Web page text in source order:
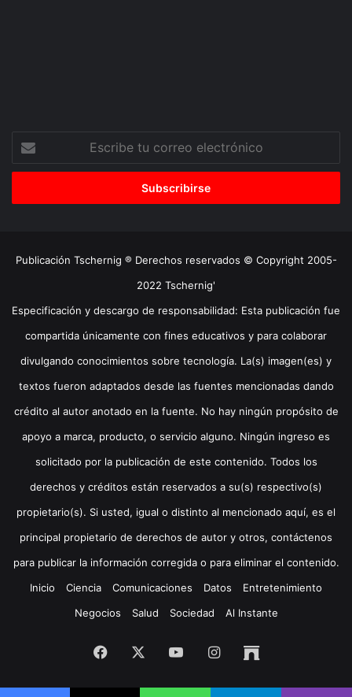
correo
Publicación Tschernig ® Derechos reservados © Copyright 2005-
2022 Tschernig'
Especificación y descargo de responsabilidad: Esta publicación fue
compartida únicamente con fines educativos y para colaborar
divulgando conocimientos sobre tecnología. La(s) imagen(es) y
textos fueron adaptados desde las fuentes mencionadas dando
crédito al autor anotado en la fuente. No hay ningún propósito de
apoyo a marca, producto, o servicio alguno. Ningún ingreso es
solicitado por la publicación de este contenido. Todos los
derechos y créditos están reservados a su(s) respectivo(s)
propietario(s). Si usted, igual o distinto al mencionado aquí, es el
principal propietario de derechos de autor y otros, contáctenos
para publicar la información corregida o para eliminar el contenido.
Inicio
Ciencia Comunicaciones Datos
Entretenimiento
Negocios
Salud Sociedad Al Instante
Facebook YouTubeInstagramArchive